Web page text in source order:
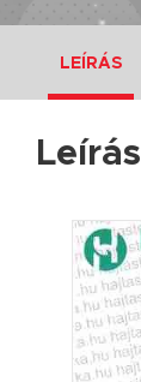
LEÍRÁS
Leírás